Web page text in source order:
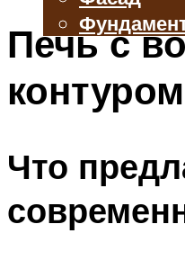
БАЛКОН И ЛОДЖИЯ
ВЕНТИЛЯЦИЯ
Печь с
контуром
Что